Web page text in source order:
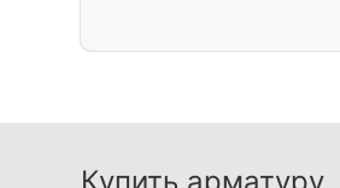
Купить арматуру